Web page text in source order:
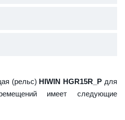
(рельс) HIWIN HGR15R_P для
имеет следующие